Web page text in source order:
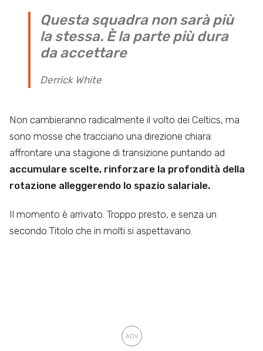
Questa squadra non sarà più
la stessa. È la parte più dura
da accettare
Derrick White
Non cambieranno radicalmente il volto dei Celtics, ma
sono mosse che tracciano una direzione chiara:
affrontare una stagione di transizione puntando ad
accumulare scelte, rinforzare la profondità della
rotazione alleggerendo lo spazio salariale.
Il momento è arrivato. Troppo presto, e senza un
secondo Titolo che in molti si aspettavano.